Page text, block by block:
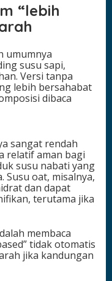
“lebih
umumnya
susu sapi,
Versi tanpa
lebih bersahabat
dibaca
sangat rendah
relatif aman bagi
susu nabati yang
Susu oat, misalnya,
dan dapat
terutama jika
membaca
tidak otomatis
jika kandungan